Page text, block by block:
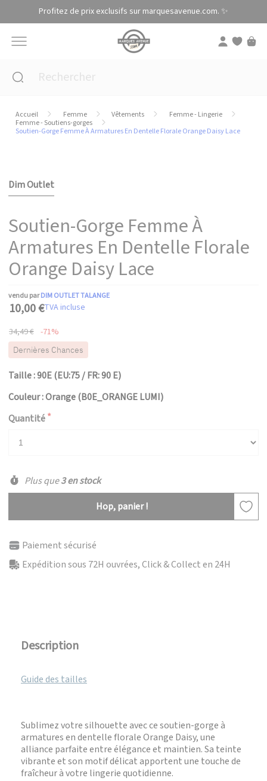
Profitez de prix exclusifs sur marquesavenue.com. ✨
Accueil Femme Vêtements
Femme - Lingerie
Femme - Soutiens-gorges
Soutien-Gorge Femme À Armatures En Dentelle Florale Orange Daisy Lace
Dim Outlet
Soutien-Gorge Femme À
Armatures En Dentelle Florale
Orange Daisy Lace
vendu parDIM OUTLET TALANGE
10,00 €TVA incluse
34,49 € -71%
Dernières Chances
Taille : 90E (EU:75 / FR: 90 E)
Couleur : Orange (B0E_ORANGE LUMI)
Quantité
Plus que3 en stock
Hop, panier !
Paiement sécurisé
Expédition sous 72H ouvrées, Click & Collect en 24H
Description
Guide des tailles
Sublimez votre silhouette avec ce soutien-gorge à
armatures en dentelle florale Orange Daisy, une
alliance parfaite entre élégance et maintien. Sa teinte
vibrante et son motif délicat apportent une touche de
fraîcheur à votre lingerie quotidienne.
Panneau de gestion des cookies